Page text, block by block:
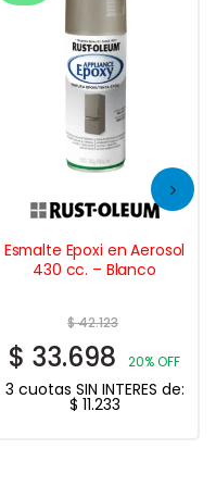
Esmalte Epoxi en Aerosol
430 cc. – Blanco
$42.123
$ 33.698 20% OFF
3 cuotas SIN INTERES de:
$ 11.233